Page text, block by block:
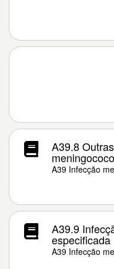
A39.8
A39 Infecção
A39.9
especificada
A39 Infecção